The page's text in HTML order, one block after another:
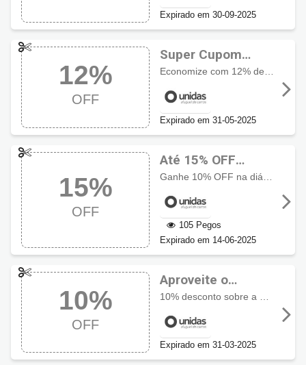
Expirado em 30-09-2025
12%
OFF
Super Cupom
Unidas com 12%
OFF
Economize com 12% de desconto nas reservas e retiradas a partir de 01/04/25 a 31/05/25.
Expirado em 31-05-2025
15%
OFF
Até 15% OFF
usando cupom
Unidas
105 Pegos
Expirado em 14-06-2025
10%
OFF
Aproveite o
desconto de 10%
com cupom
Unidas
Expirado em 31-03-2025